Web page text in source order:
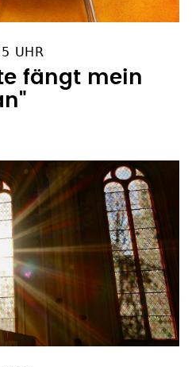
UHR
fängt mein